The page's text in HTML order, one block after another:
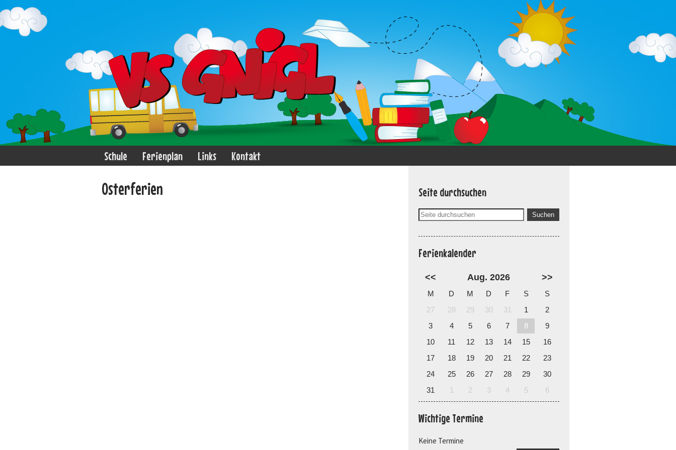
Schule Ferienplan Links Kontakt
Osterferien Seite durchsuchen
Ferienkalender
<< Aug. 2026 >>
M D M D F S
S
27
28 29 30 31 1
2
3
4 5 6 7 8
9
10
11 12 13 14 15
16
17
18 19 20 21 22
23
24
25 26 27 28 29
30
31
1 2 3 4 5 6
Wichtige Termine
Keine Termine